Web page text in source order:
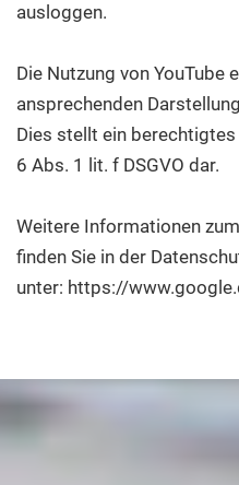
ausloggen.
Die Nutzung von
ansprechenden
Dies stellt ein
6 Abs. 1 lit. f DSGVO dar.
Weitere Informationen
finden Sie in der
unter: https://